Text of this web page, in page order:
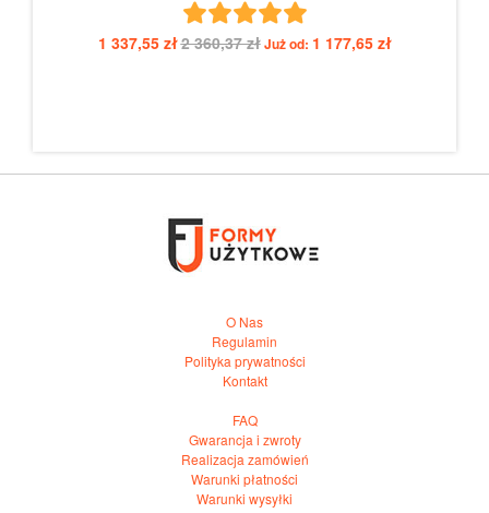
1 337,55 zł2 360,37 złJuż od: 1 177,65 zł
O Nas
Regulamin
Polityka prywatności
Kontakt
FAQ
Gwarancja i zwroty
Realizacja zamówień
Warunki płatności
Warunki wysyłki